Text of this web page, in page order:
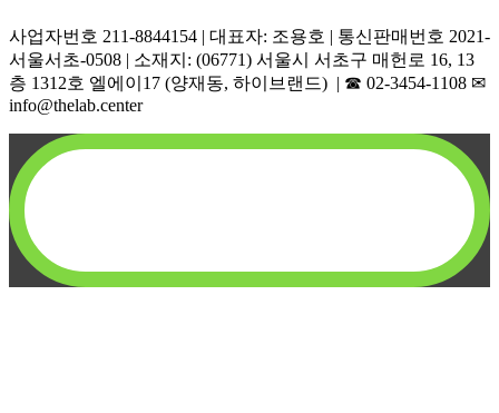
사업자번호 211-8844154 | 대표자: 조용호 | 통신판매번호 2021-
서울서초-0508 | 소재지: (06771) 서울시 서초구 매헌로 16, 13
층 1312호 엘에이17 (양재동, 하이브랜드) | ☎︎ 02-3454-1108 ✉︎
info@thelab.center